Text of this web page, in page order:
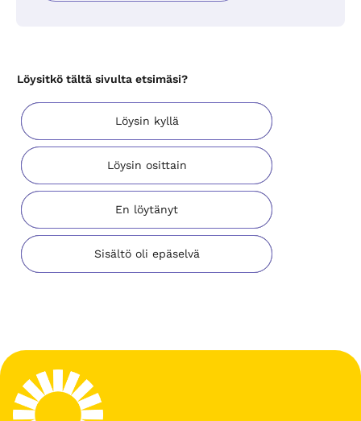
Löysitkö tältä sivulta etsimäsi?
Löysin kyllä
Löysin osittain
En löytänyt
Sisältö oli epäselvä